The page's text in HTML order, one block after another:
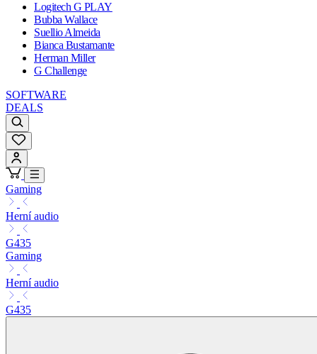
Logitech G PLAY
Bubba Wallace
Suellio Almeida
Bianca Bustamante
Herman Miller
G Challenge
SOFTWARE
DEALS
Gaming
Herní audio
G435
Gaming
Herní audio
G435